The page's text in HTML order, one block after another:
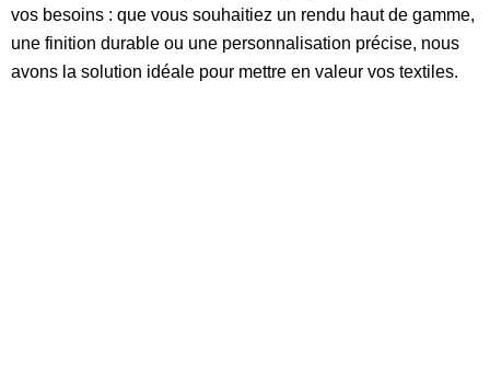
vos besoins : que vous souhaitiez un rendu haut de gamme,
une finition durable ou une personnalisation précise, nous
avons la solution idéale pour mettre en valeur vos textiles.